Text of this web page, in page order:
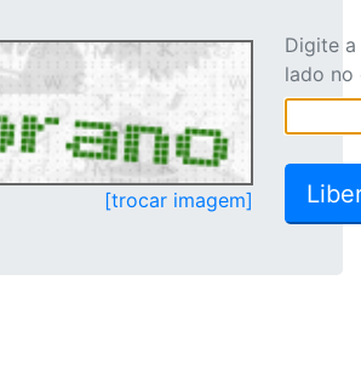
[trocar imagem]
Digite
lado no